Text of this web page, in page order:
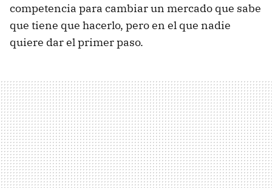
competencia para cambiar un mercado que sabe
que tiene que hacerlo, pero en el que nadie
quiere dar el primer paso.